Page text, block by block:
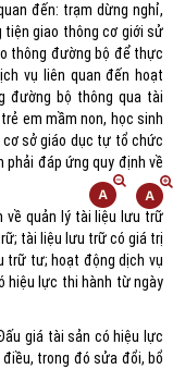
đến: trạm dừng nghỉ,
tiện giao thông cơ giới sử
thông đường bộ để thực
vụ liên quan đến hoạt
đường bộ thông qua tài
em mầm non, học sinh
cơ sở giáo dục tự tổ chức
phải đáp ứng quy định về
về quản lý tài liệu lưu trữ
tài liệu lưu trữ có giá trị
trữ tư; hoạt động dịch vụ
hiệu lực thi hành từ ngày
giá tài sản có hiệu lực
trong đó sửa đổi, bổ